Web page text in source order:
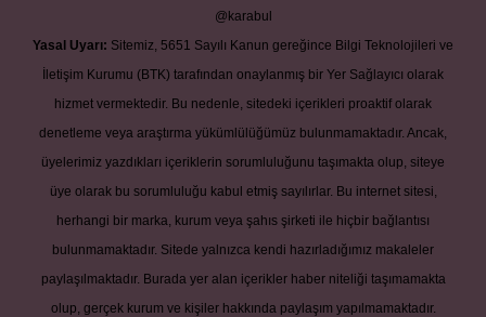
@karabul
Yasal Uyarı: Sitemiz, 5651 Sayılı Kanun gereğince Bilgi Teknolojileri ve
İletişim Kurumu (BTK) tarafından onaylanmış bir Yer Sağlayıcı olarak
hizmet vermektedir. Bu nedenle, sitedeki içerikleri proaktif olarak
denetleme veya araştırma yükümlülüğümüz bulunmamaktadır. Ancak,
üyelerimiz yazdıkları içeriklerin sorumluluğunu taşımakta olup, siteye
üye olarak bu sorumluluğu kabul etmiş sayılırlar. Bu internet sitesi,
herhangi bir marka, kurum veya şahıs şirketi ile hiçbir bağlantısı
bulunmamaktadır. Sitede yalnızca kendi hazırladığımız makaleler
paylaşılmaktadır. Burada yer alan içerikler haber niteliği taşımamakta
olup, gerçek kurum ve kişiler hakkında paylaşım yapılmamaktadır.